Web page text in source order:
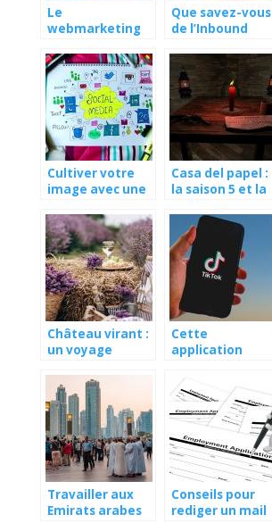
Le
webmarketing
activités d’une
entreprise
Que savez-vous
de l’Inbound
Cultiver votre
image avec une
communication
Toulousaine
Casa del papel :
la saison 5 et la
Château virant :
un voyage
de la Provence
Cette
application
Travailler aux
Emirats arabes
Conseils pour
rediger un mail